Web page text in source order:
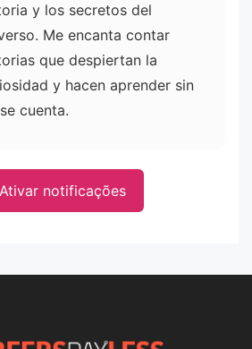
y los secretos del
Me encanta contar
que despiertan la
y hacen aprender sin
cuenta.
Ativar notificações